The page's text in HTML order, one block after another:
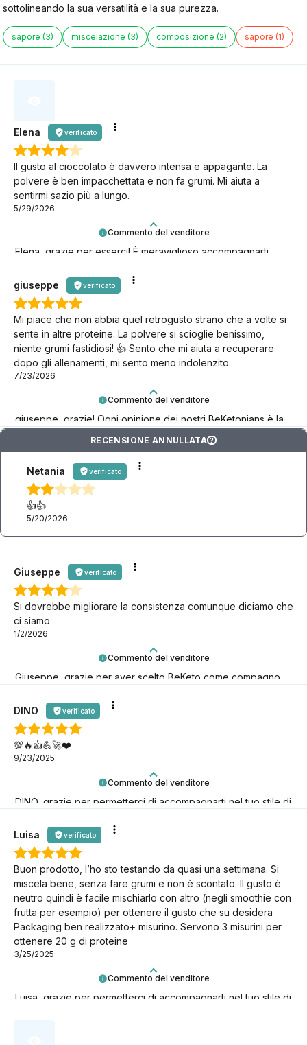
sottolineando la sua versatilità e la sua purezza.
sapore (3) miscelazione (3) composizione (2) sapore (1)
Commento del venditore
Elena, grazie per esserci! È meraviglioso accompagnarti
Elena verificato
Il gusto al cioccolato è davvero intensa e appagante. La
polvere è ben impacchettata e non fa grumi. Mi aiuta a
sentirmi sazio più a lungo.
5/29/2026
Commento del venditore
giuseppe, grazie! Ogni opinione dei nostri BeKetonians è la
conferma che stiamo andando nella giusta direzione!
giuseppe verificato
Mi piace che non abbia quel retrogusto strano che a volte si
sente in altre proteine. La polvere si scioglie benissimo,
niente grumi fastidiosi! 👍 Sento che mi aiuta a recuperare
dopo gli allenamenti, mi sento meno indolenzito.
7/23/2026
RECENSIONE ANNULLATA ?
Netania verificato
👍️👍️
5/20/2026
Commento del venditore
Giuseppe, grazie per aver scelto BeKeto come compagno
Giuseppe verificato
Si dovrebbe migliorare la consistenza comunque diciamo che
ci siamo
1/2/2026
Commento del venditore
DINO, grazie per permetterci di accompagnarti nel tuo stile di
DINO verificato
💯🔥👍️💪🚀❤️
9/23/2025
Commento del venditore
Luisa, grazie per permetterci di accompagnarti nel tuo stile di
Luisa verificato
Buon prodotto, l’ho sto testando da quasi una settimana. Si
miscela bene, senza fare grumi e non è scontato. Il gusto è
neutro quindi è facile mischiarlo con altro (negli smoothie con
frutta per esempio) per ottenere il gusto che su desidera
Packaging ben realizzato+ misurino. Servono 3 misurini per
ottenere 20 g di proteine
3/25/2025